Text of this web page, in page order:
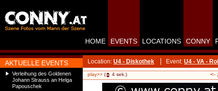
AKTUELLE EVENTS
Verleihung des Goldenen
Johann Strauss an Helga
Papouschek
HOME EVENTS LOCATIONS CONNY
Location: U4 - Diskothek Event: U4 - VA -
play>> ( 4 sek.) <-